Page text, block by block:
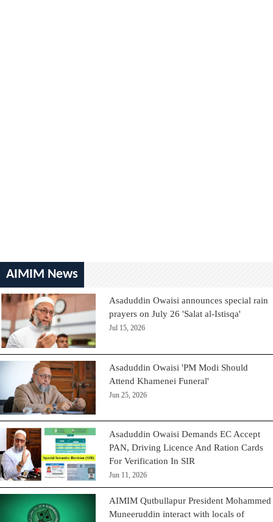
AIMIM News
Asaduddin Owaisi announces special rain
prayers on July 26 'Salat al-Istisqa'
Jul 15, 2026
Asaduddin Owaisi 'PM Modi Should
Attend Khamenei Funeral'
Jun 25, 2026
Asaduddin Owaisi Demands EC Accept
PAN, Driving Licence And Ration Cards
For Verification In SIR
Jun 11, 2026
AIMIM Qutbullapur President Mohammed
Muneeruddin interact with locals of